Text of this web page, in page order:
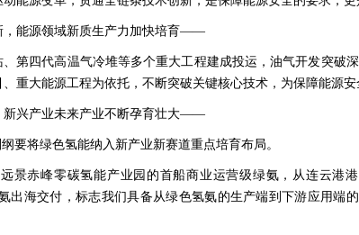
，能源领域新质生产力加快培育——
、第四代高温气冷堆等多个重大工程建成投运，油气开发突破
重大能源工程为依托，不断突破关键核心技术，为保障能源安
新兴产业未来产业不断孕育壮大——
要将绿色氢能纳入新产业新赛道重点培育布局。
景赤峰零碳氢能产业园的首船商业运营级绿氨，从连云港
出海交付，标志我们具备从绿色氢氨的生产端到下游应用端